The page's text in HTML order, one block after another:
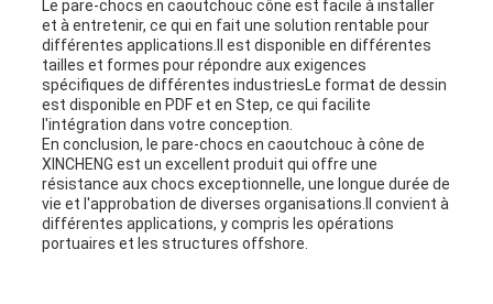
Le pare-chocs en caoutchouc cône est facile à installer
et à entretenir, ce qui en fait une solution rentable pour
différentes applications.Il est disponible en différentes
tailles et formes pour répondre aux exigences
spécifiques de différentes industriesLe format de dessin
est disponible en PDF et en Step, ce qui facilite
l'intégration dans votre conception.
En conclusion, le pare-chocs en caoutchouc à cône de
XINCHENG est un excellent produit qui offre une
résistance aux chocs exceptionnelle, une longue durée de
vie et l'approbation de diverses organisations.Il convient à
différentes applications, y compris les opérations
portuaires et les structures offshore.